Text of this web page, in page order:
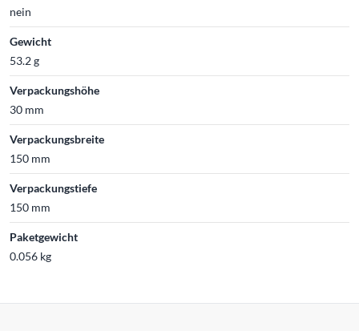
nein
Gewicht
53.2 g
Verpackungshöhe
30 mm
Verpackungsbreite
150 mm
Verpackungstiefe
150 mm
Paketgewicht
0.056 kg